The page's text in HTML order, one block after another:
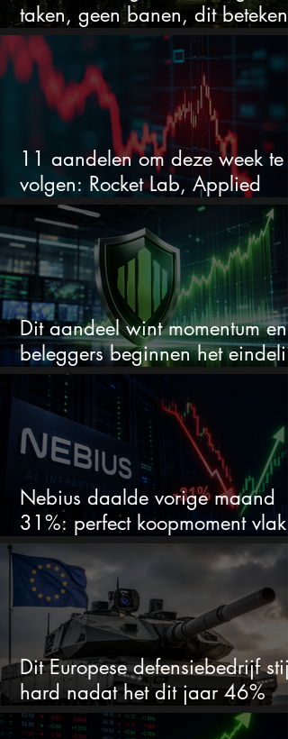
taken, geen banen, dit betekent
het voor AI-aandelen
11 aandelen om deze week te
volgen: Rocket Lab, Applied
Materials en de zwaarste AI-test
Dit aandeel wint momentum en
beleggers beginnen het eindelijk
te zien
Nebius daalde vorige maand
31%: perfect koopmoment vlak
voor kwartaalcijfers?
Dit Europese defensiebedrijf
hard nadat het dit jaar 46%
daalde: mooie koopkans?